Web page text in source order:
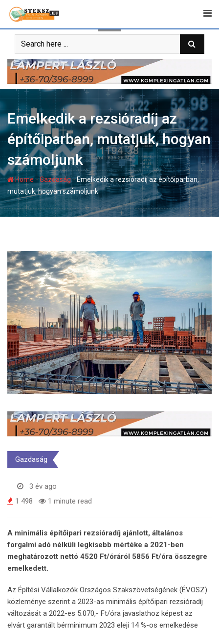
content
Emelkedik a rezsióradíj az
építőiparban, mutatjuk, hogyan
számoljunk
Home-Gazdaság-Emelkedik a rezsióradíj az építőiparban,
mutatjuk, hogyan számoljunk
Gazdaság
3 év ago
1 498
1 minute read
A minimális építőipari rezsióradíj ajánlott, általános
forgalmi adó nélküli legkisebb mértéke a 2021-ben
meghatározott nettó 4520 Ft/óráról 5856 Ft/óra összegre
emelkedett.
Az Építési Vállalkozók Országos Szakszövetségének (ÉVOSZ)
közleménye szerint a 2023-as minimális építőipari rezsióradíj
változását a 2022-es 5.070,- Ft/óra javaslathoz képest az
elvárt garantált bérminimum 2023 eleji 14 %-os emelkedése